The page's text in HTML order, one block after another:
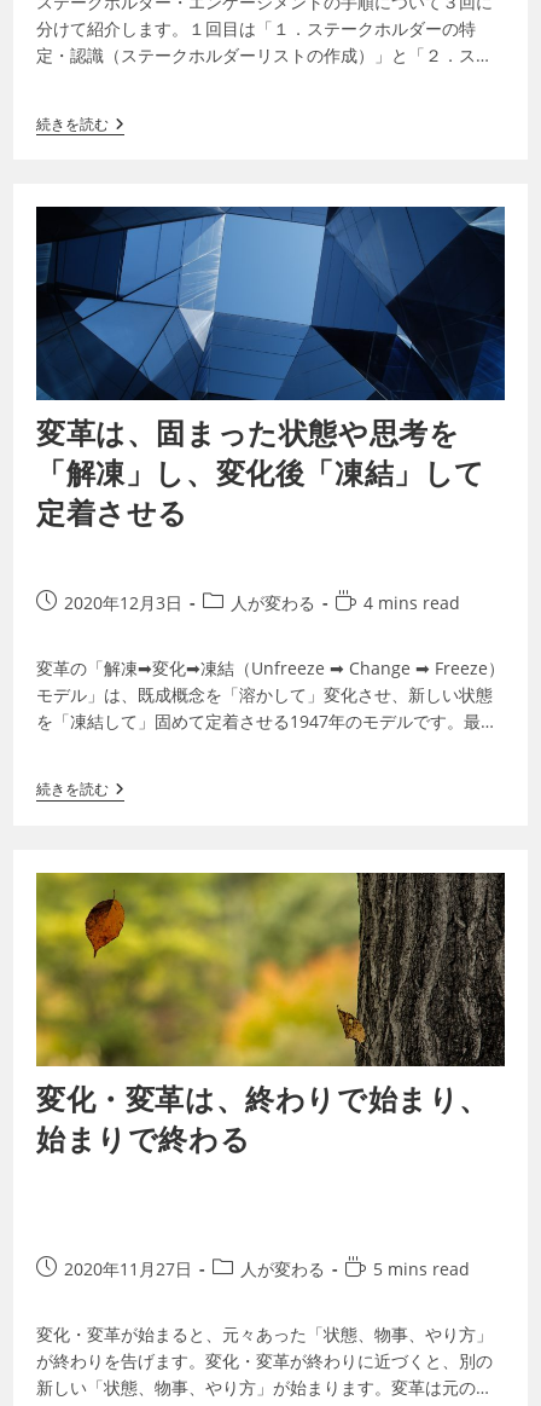
分けて紹介します。１回目は「１．ステークホルダーの特
定・認識（ステークホルダーリストの作成）」と「２．ステ
続きを読む
変革は、固まった状態や思考を
「解凍」し、変化後「凍結」して
定着させる
2020年12月3日 人が変わる 4 mins read
変革の「解凍➡変化➡凍結（Unfreeze ➡ Change ➡ Freeze）
モデル」は、既成概念を「溶かして」変化させ、新しい状態
を「凍結して」固めて定着させる1947年のモデルです。最近
続きを読む
変化・変革は、終わりで始まり、
始まりで終わる
2020年11月27日 人が変わる 5 mins read
変化・変革が始まると、元々あった「状態、物事、やり方」
が終わりを告げます。変化・変革が終わりに近づくと、別の
新しい「状態、物事、やり方」が始まります。変革は元の状